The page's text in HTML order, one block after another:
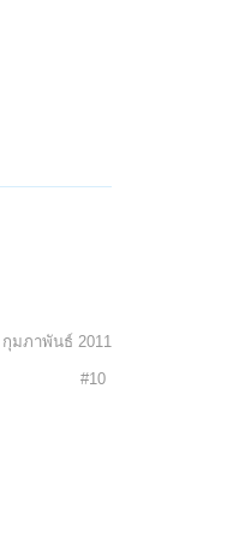
กุมภาพันธ์ 2011
#10